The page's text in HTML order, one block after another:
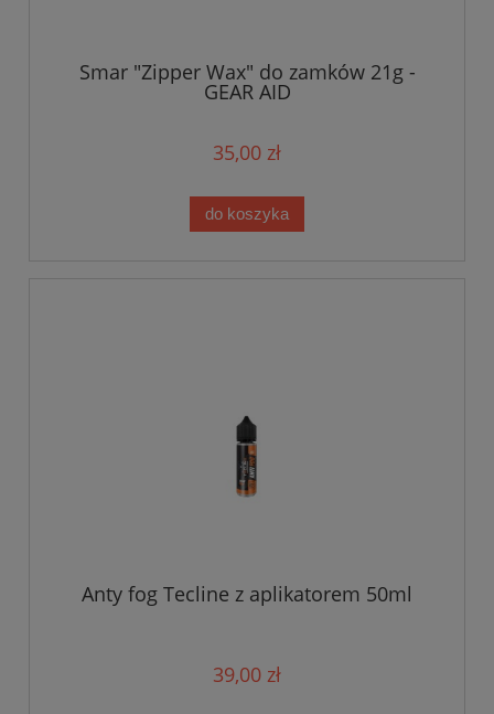
Smar "Zipper Wax" do zamków 21g -
GEAR AID
35,00 zł
do koszyka
Anty fog Tecline z aplikatorem 50ml
39,00 zł